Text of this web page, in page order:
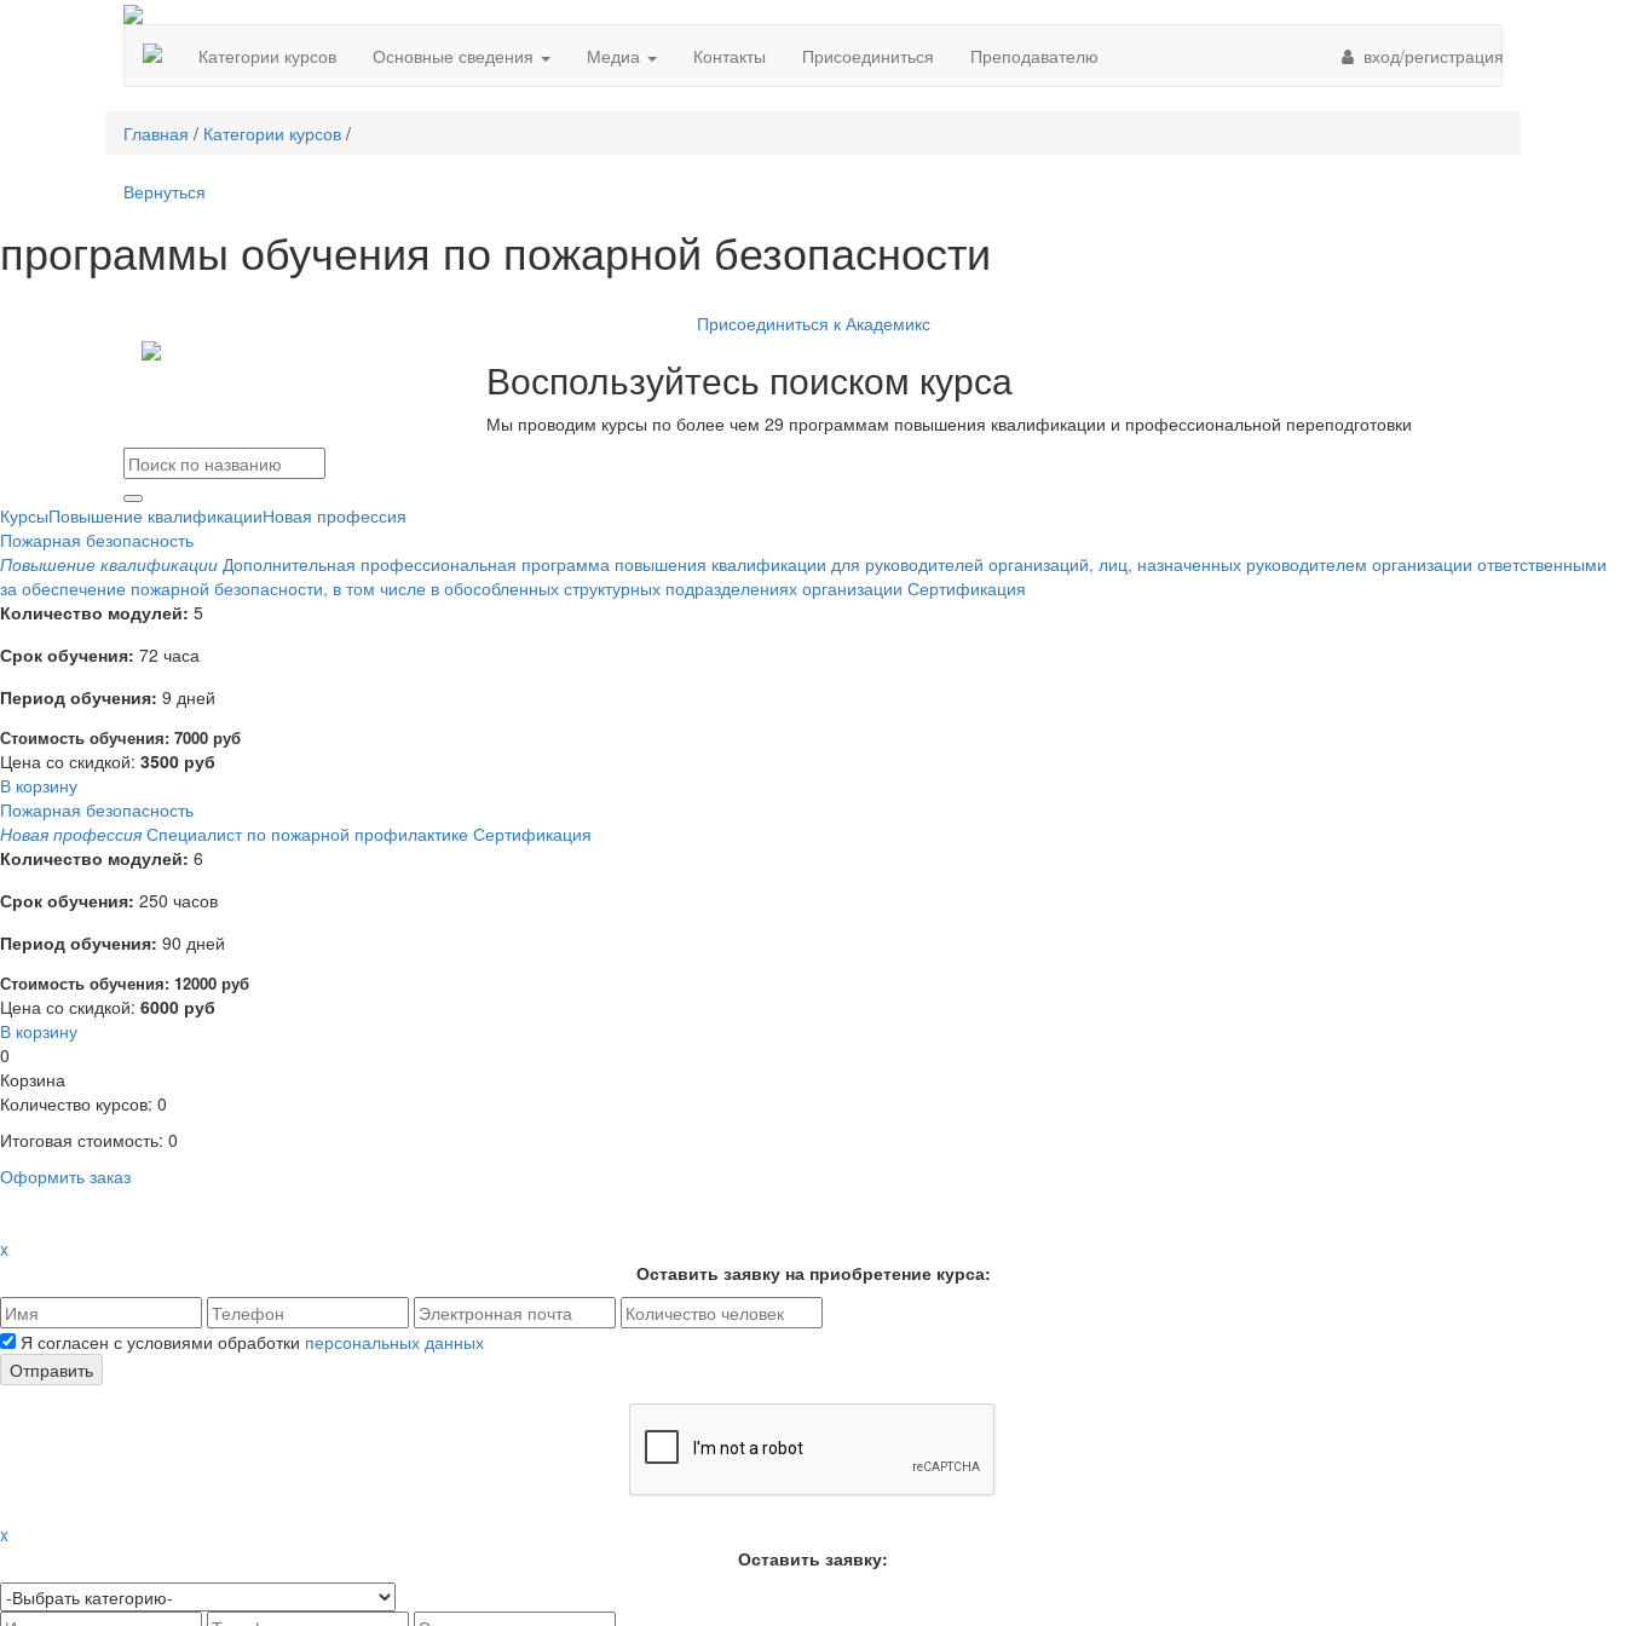
Категории курсов Основные сведения Медиа Контакты Присоединиться Преподавателю вход/регистрация
Главная / Категории курсов /
Вернуться
программы обучения по пожарной безопасности
Присоединиться к Академикс
Воспользуйтесь поиском курса
Мы проводим курсы по более чем 29 программам повышения квалификации и профессиональной переподготовки
КурсыПовышение квалификацииНовая профессия
Пожарная безопасность
Повышение квалификации Дополнительная профессиональная программа повышения квалификации для руководителей организаций, лиц, назначенных руководителем организации ответственными
за обеспечение пожарной безопасности, в том числе в обособленных структурных подразделениях организации Сертификация
Количество модулей: 5
Срок обучения: 72 часа
Период обучения: 9 дней
Стоимость обучения: 7000 руб
Цена со скидкой: 3500 руб
В корзину
Пожарная безопасность
Новая профессия Специалист по пожарной профилактике Сертификация
Количество модулей: 6
Срок обучения: 250 часов
Период обучения: 90 дней
Стоимость обучения: 12000 руб
Цена со скидкой: 6000 руб
В корзину
0
Корзина
Количество курсов: 0
Итоговая стоимость: 0
Оформить заказ
x
Оставить заявку на приобретение курса:
Я согласен с условиями обработки персональных данных
Отправить
x
Оставить заявку: